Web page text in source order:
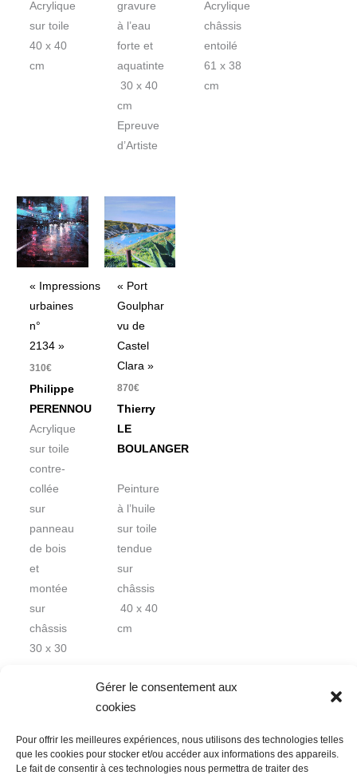
Gérer le consentement aux
cookies
Pour offrir les meilleures expériences, nous utilisons des technologies telles
que les cookies pour stocker et/ou accéder aux informations des appareils.
Le fait de consentir à ces technologies nous permettra de traiter des
Acrylique
sur toile
40 x 40
cm
gravure
à l’eau
forte et
aquatinte
30 x 40
cm
Epreuve
d’Artiste
Acrylique
châssis
entoilé
61 x 38
cm
« Impressions
urbaines
n°
2134 »
310€
Philippe
PERENNOU
Acrylique
sur toile
contre-
collée
sur
panneau
de bois
et
montée
sur
châssis
30 x 30
« Port
Goulphar
vu de
Castel
Clara »
870€
Thierry
LE
BOULANGER
Peinture
à l’huile
sur toile
tendue
sur
châssis
40 x 40
cm